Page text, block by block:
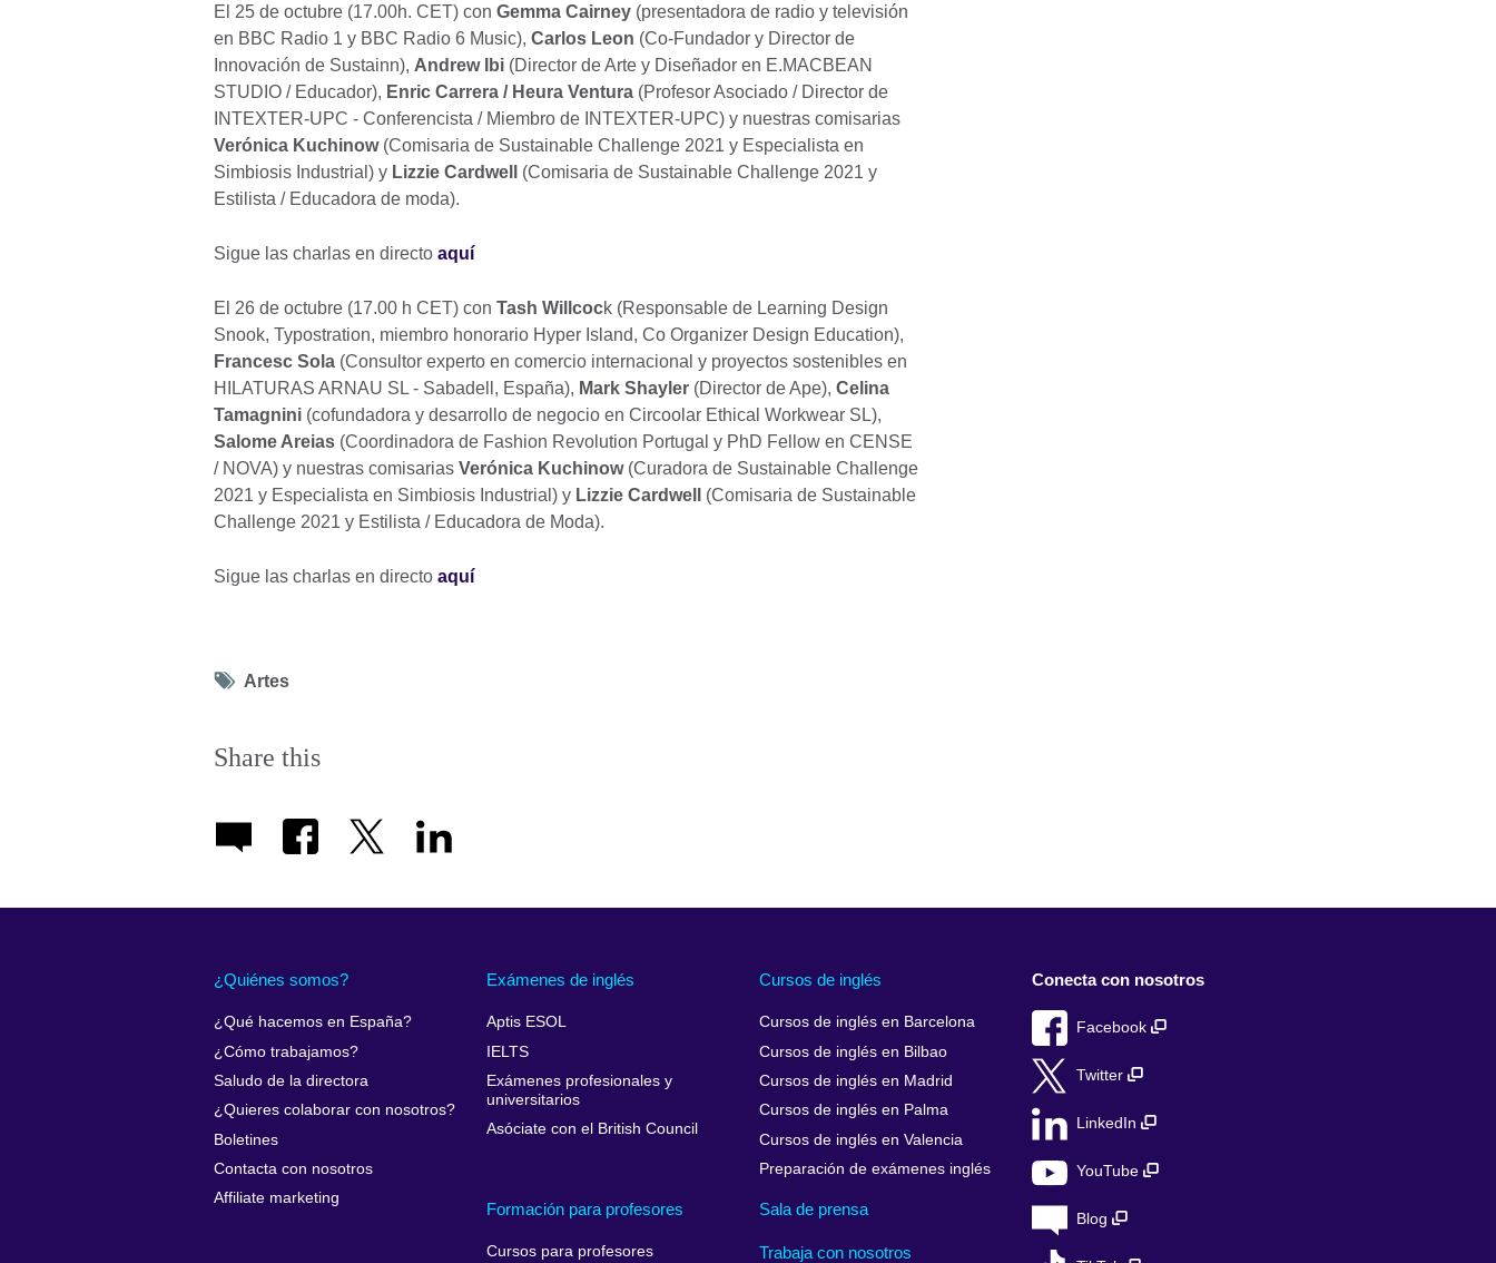
El 25 de octubre (17.00h. CET) con Gemma Cairney (presentadora de radio y televisión
en BBC Radio 1 y BBC Radio 6 Music), Carlos Leon (Co-Fundador y Director de
Innovación de Sustainn), Andrew Ibi (Director de Arte y Diseñador en E.MACBEAN
STUDIO / Educador), Enric Carrera / Heura Ventura (Profesor Asociado / Director de
INTEXTER-UPC - Conferencista / Miembro de INTEXTER-UPC) y nuestras comisarias
Verónica Kuchinow(Comisaria de Sustainable Challenge 2021 y Especialista en
Simbiosis Industrial) y Lizzie Cardwell
(Comisaria de Sustainable Challenge 2021 y
Estilista / Educadora de moda).
Sigue las charlas en directo aquí
El 26 de octubre (17.00 h CET) con Tash Willcock (Responsable de Learning Design
Snook, Typostration, miembro honorario Hyper Island, Co Organizer Design Education),
Francesc Sola (Consultor experto en comercio internacional y proyectos sostenibles en
HILATURAS ARNAU SL - Sabadell, España), Mark Shayler (Director de Ape), Celina
Tamagnini (cofundadora y desarrollo de negocio en Circoolar Ethical Workwear SL),
Salome Areias (Coordinadora de Fashion Revolution Portugal y PhD Fellow en CENSE
/ NOVA) y nuestras comisarias Verónica Kuchinow(Curadora de Sustainable Challenge
2021 y Especialista en Simbiosis Industrial) y Lizzie Cardwell
(Comisaria de Sustainable
Challenge 2021 y Estilista / Educadora de Moda).
Sigue las charlas en directo aquí
Tag
Artes
Share this
¿Quiénes somos?
¿Qué hacemos en España?
¿Cómo trabajamos?
Saludo de la directora
¿Quieres colaborar con nosotros?
Boletines
Contacta con nosotros
Affiliate marketing
Exámenes de inglés
Aptis ESOL
IELTS
Exámenes profesionales y
universitarios
Asóciate con el British Council
Cursos de inglés
Cursos de inglés en Barcelona
Cursos de inglés en Bilbao
Cursos de inglés en Madrid
Cursos de inglés en Palma
Cursos de inglés en Valencia
Preparación de exámenes inglés
Formación para profesores
Cursos para profesores
Sala de prensa
Trabaja con nosotros
Conecta con nosotros
Facebook
Twitter
LinkedIn
YouTube
Blog